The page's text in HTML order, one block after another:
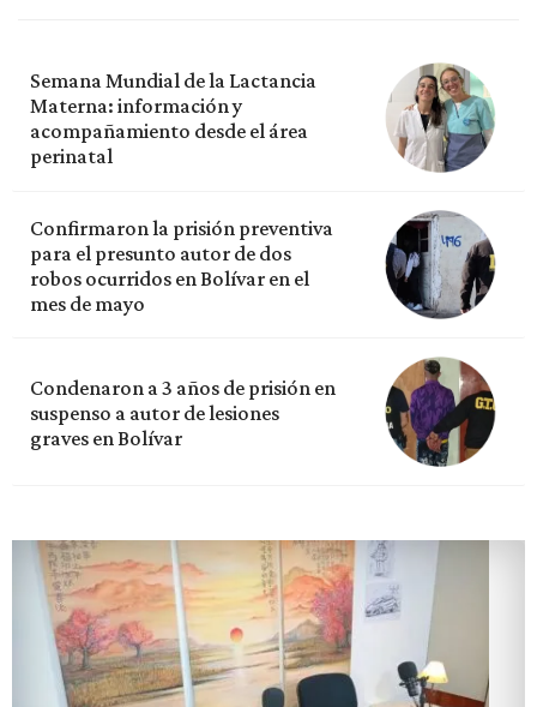
Semana Mundial de la Lactancia
Materna: información y
acompañamiento desde el área
perinatal
Confirmaron la prisión preventiva
para el presunto autor de dos
robos ocurridos en Bolívar en el
mes de mayo
Condenaron a 3 años de prisión en
suspenso a autor de lesiones
graves en Bolívar